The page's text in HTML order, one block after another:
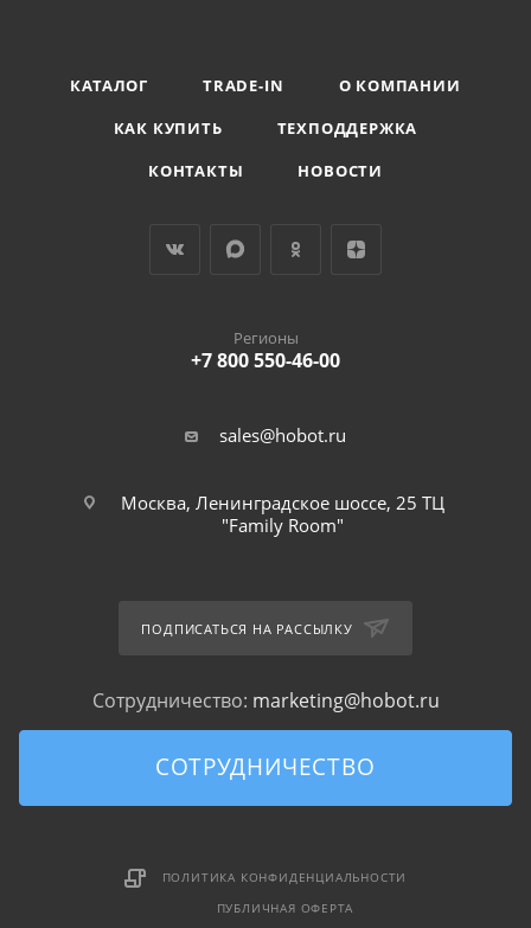
КАТАЛОГ TRADE-IN
О КОМПАНИИ
КАК КУПИТЬ
ТЕХПОДДЕРЖКА
КОНТАКТЫ
НОВОСТИ
Регионы
+7 800 550-46-00
sales@hobot.ru
Москва, Ленинградское шоссе, 25 ТЦ
"Family Room"
ПОДПИСАТЬСЯ НА РАССЫЛКУ
Сотрудничество: marketing@hobot.ru
СОТРУДНИЧЕСТВО
ПОЛИТИКА КОНФИДЕНЦИАЛЬНОСТИ
ПУБЛИЧНАЯ ОФЕРТА